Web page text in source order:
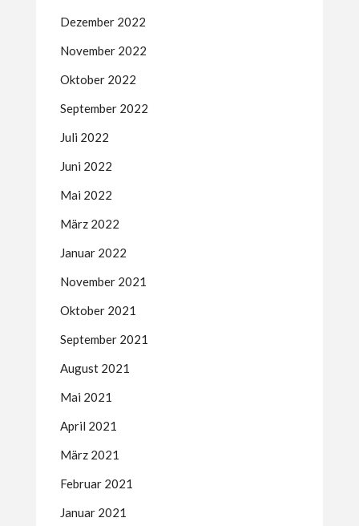
Dezember 2022
November 2022
Oktober 2022
September 2022
Juli 2022
Juni 2022
Mai 2022
März 2022
Januar 2022
November 2021
Oktober 2021
September 2021
August 2021
Mai 2021
April 2021
März 2021
Februar 2021
Januar 2021